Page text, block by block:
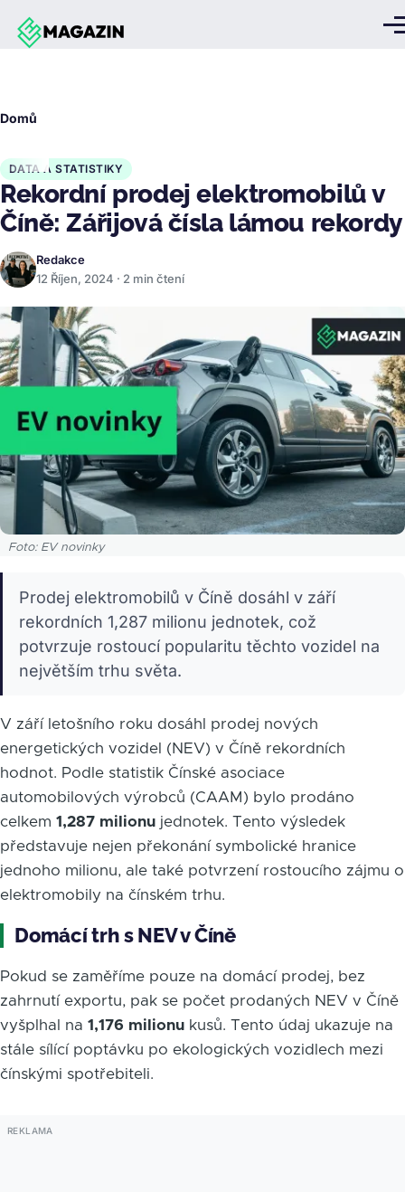
Přejít k hlavnímu obsahu
Domů
DATA A STATISTIKY
Rekordní prodej elektromobilů v
Číně: Zářijová čísla lámou rekordy
Redakce
12 Říjen, 2024 · 2 min čtení
Foto: EV novinky
Prodej elektromobilů v Číně dosáhl v září
rekordních 1,287 milionu jednotek, což
potvrzuje rostoucí popularitu těchto vozidel na
největším trhu světa.
V září letošního roku dosáhl prodej nových
energetických vozidel (NEV) v Číně rekordních
hodnot. Podle statistik Čínské asociace
automobilových výrobců (CAAM) bylo prodáno
celkem 1,287 milionu jednotek. Tento výsledek
představuje nejen překonání symbolické hranice
jednoho milionu, ale také potvrzení rostoucího zájmu o
elektromobily na čínském trhu.
Domácí trh s NEV v Číně
Pokud se zaměříme pouze na domácí prodej, bez
zahrnutí exportu, pak se počet prodaných NEV v Číně
vyšplhal na 1,176 milionu kusů. Tento údaj ukazuje na
stále sílící poptávku po ekologických vozidlech mezi
čínskými spotřebiteli.